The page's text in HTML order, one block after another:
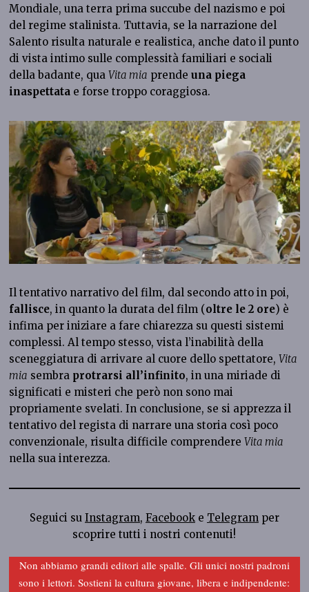
Mondiale, una terra prima succube del nazismo e poi
del regime stalinista. Tuttavia, se la narrazione del
Salento risulta naturale e realistica, anche dato il punto
di vista intimo sulle complessità familiari e sociali
della badante, quaVita mia prendeuna piega
inaspettata e forse troppo coraggiosa.
Il tentativo narrativo del film, dal secondo atto in poi,
fallisce, in quanto la durata del film (oltre le 2 ore) è
infima per iniziare a fare chiarezza su questi sistemi
complessi. Al tempo stesso, vista l’inabilità della
sceneggiatura di arrivare al cuore dello spettatore,Vita
mia sembra protrarsi all’infinito, in una miriade di
significati e misteri che però non sono mai
propriamente svelati. In conclusione, se si apprezza il
tentativo del regista di narrare una storia così poco
convenzionale, risulta difficile comprendereVita mia
nella sua interezza.
Seguici su Instagram, Facebooke Telegramper
scoprire tutti i nostri contenuti!
Non abbiamo grandi editori alle spalle. Gli unici nostri padroni
sono i lettori. Sostieni la cultura giovane, libera e indipendente: